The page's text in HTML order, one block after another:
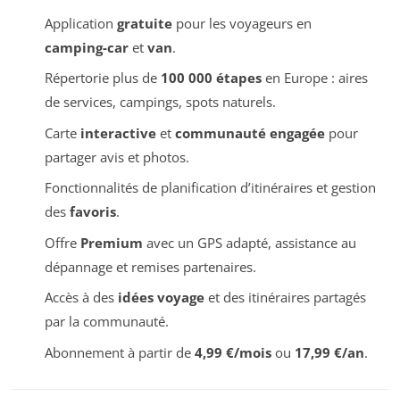
Application gratuitepour les voyageurs en
camping-caret van.
Répertorie plus de 100 000 étapesen Europe : aires
de services, campings, spots naturels.
Carte interactiveet communauté engagéepour
partager avis et photos.
Fonctionnalités de planification d’itinéraires et gestion
des favoris.
Offre Premium avec un GPS adapté, assistance au
dépannage et remises partenaires.
Accès à des idées voyageet des itinéraires partagés
par la communauté.
Abonnement à partir de 4,99 €/moisou 17,99 €/an.